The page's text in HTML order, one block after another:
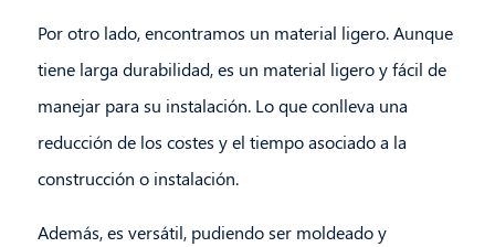
Por otro lado, encontramos un material ligero. Aunque
tiene larga durabilidad, es un material ligero y fácil de
manejar para su instalación. Lo que conlleva una
reducción de los costes y el tiempo asociado a la
construcción o instalación.
Además, es versátil, pudiendo ser moldeado y